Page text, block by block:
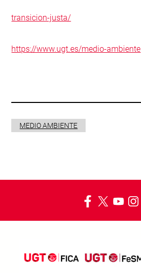
transicion-justa/
https://www.ugt.es/medio-ambiente
MEDIO AMBIENTE